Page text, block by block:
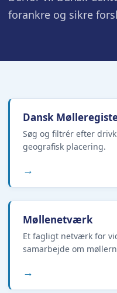
forankre og sikre
Dansk
Søg og filtrér efter
geografisk placering.
→
Møllenetværk
Et fagligt netværk for
samarbejde om
→